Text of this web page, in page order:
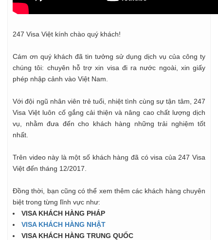
247 Visa Việt kính chào quý khách!
Cám ơn quý khách đã tin tưởng sử dụng dịch vụ của công ty
chúng tôi: chuyên hỗ trợ xin visa đi ra nước ngoài, xin giấy
phép nhập cảnh vào Việt Nam.
Với đội ngũ nhân viên trẻ tuổi, nhiệt tình cùng sự tận tâm, 247
Visa Việt luôn cố gắng cải thiện và nâng cao chất lượng dịch
vụ, nhằm đưa đến cho khách hàng những trải nghiệm tốt
nhất.
Trên video này là một số khách hàng đã có visa của 247 Visa
Việt đến tháng 12/2017.
Đồng thời, bạn cũng có thể xem thêm các khách hàng chuyên
biệt trong từng lĩnh vực như:
VISA KHÁCH HÀNG PHÁP
VISA KHÁCH HÀNG NHẬT
VISA KHÁCH HÀNG TRUNG QUỐC